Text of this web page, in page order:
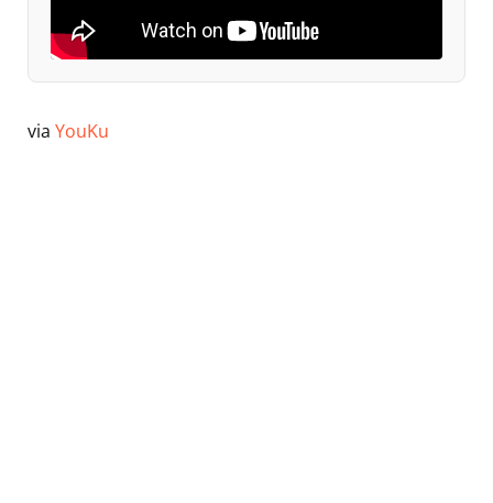
via YouKu